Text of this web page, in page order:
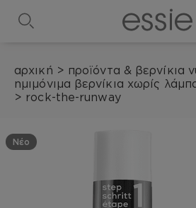
αρχική > προϊόντα & βερνίκια
ημιμόνιμα βερνίκια χωρίς
> rock-the-runway
Νέο